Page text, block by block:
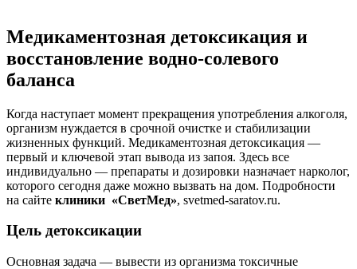
Медикаментозная детоксикация и
восстановление водно-солевого
баланса
Когда наступает момент прекращения употребления алкоголя,
организм нуждается в срочной очистке и стабилизации
жизненных функций. Медикаментозная детоксикация —
первый и ключевой этап вывода из запоя. Здесь все
индивидуально — препараты и дозировки назначает нарколог,
которого сегодня даже можно вызвать на дом. Подробности
на сайте клиники «СветМед», svetmed-saratov.ru.
Цель детоксикации
Основная задача — вывести из организма токсичные